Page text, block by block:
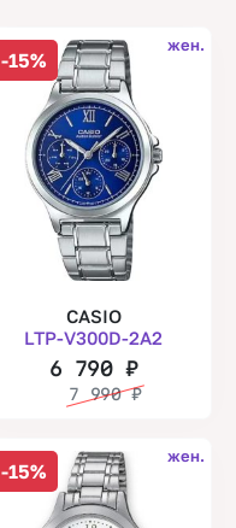
-15%
жен.
CASIO
LTP-V300D-2A2
6 790₽
7 990₽
-15%
жен.